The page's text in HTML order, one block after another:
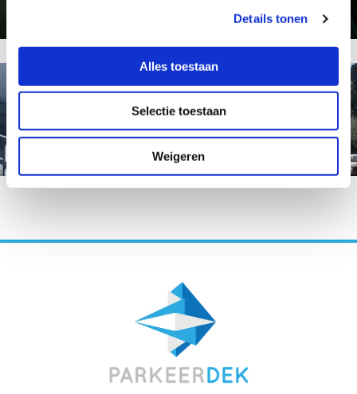
Details tonen
Alles toestaan
Selectie toestaan
Weigeren
Kolommen en trappen